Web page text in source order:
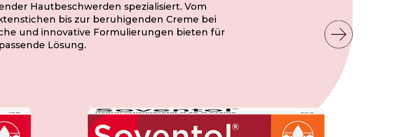
Hautbeschwerden spezialisiert. Vom
bis zur beruhigenden Creme bei
und innovative Formulierungen bieten für
Lösung.